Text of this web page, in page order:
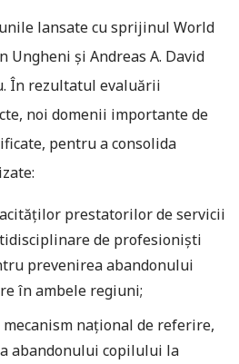
lansate cu sprijinul World
Ungheni şi Andreas A. David
În rezultatul evaluării
noi domenii importante de
pentru a consolida
prestatorilor de servicii
de profesionişti
prevenirea abandonului
în ambele regiuni;
naţional de referire,
abandonului copilului la